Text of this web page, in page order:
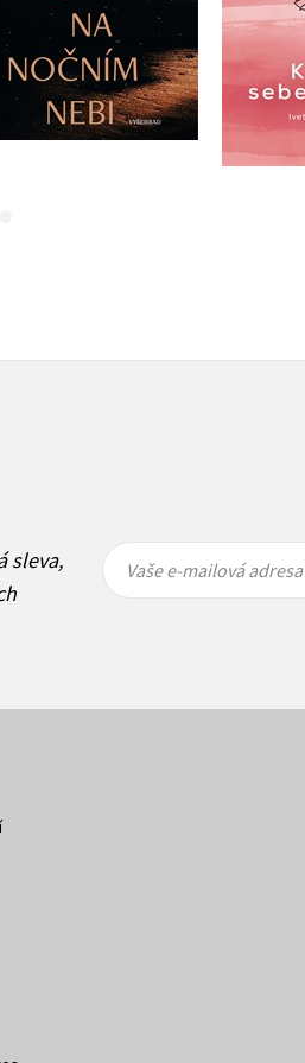
Do košíku
299 Kč
239 Kč
sleva,
mailová
mailová
Vaše e-mailová adresa